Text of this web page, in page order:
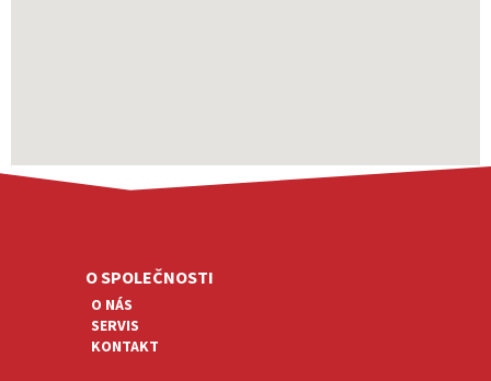
O SPOLEČNOSTI
O NÁS
SERVIS
KONTAKT